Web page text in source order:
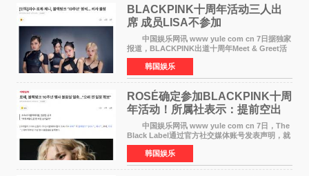
BLACKPINK十周年活动三人出
席 成员LISA不参加
中国娱乐网讯 www yule com cn 7日据独家
报道，BLACKPINK出道十周年Meet & Greet活
动将由智秀、ROS&Eacute;、JENNIE出席，
LISA将缺席。 此前BLACKPINK所属社YG并
未为组合出道十周年做
韩国娱乐
ROSÉ确定参加BLACKPINK十周
年活动！所属社表示：提前空出
了时间
中国娱乐网讯 www yule com cn 7日，The
Black Label通过官方社交媒体账号发表声明，就
近期网络上关于ROS&Eacute;个人行程及是否参
加BLACKPINK出道纪念活动的种种猜测作出正
式回应。 Th
韩国娱乐